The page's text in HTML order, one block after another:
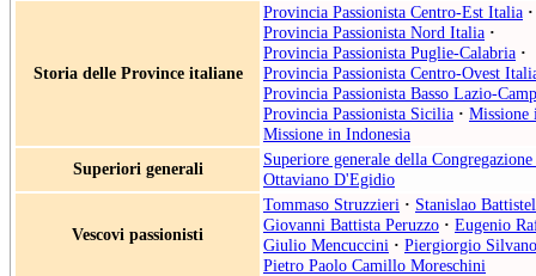
Storia delle Province italiane
Provincia Passionista Centro-Est Italia ·
Provincia Passionista Nord Italia ·
Provincia Passionista Puglie-Calabria ·
Provincia Passionista Centro-Ovest
Provincia Passionista Basso Lazio-
Provincia Passionista Sicilia · Missione
Missione in Indonesia
Superiori generali
Superiore generale della
Ottaviano D'Egidio
Vescovi passionisti
Tommaso Struzzieri · Stanislao
Giovanni Battista Peruzzo · Eugenio
Giulio Mencuccini · Piergiorgio
Pietro Paolo Camillo Moreschini